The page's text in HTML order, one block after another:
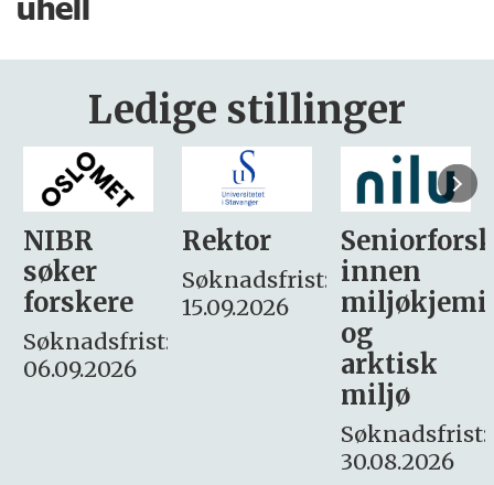
Ledige stillinger
Rektor
Søknadsfrist:
15.09.2026
Seniorforsker
innen
miljøkjemi
søker
– fast
Søknadsfrist:
16. august.